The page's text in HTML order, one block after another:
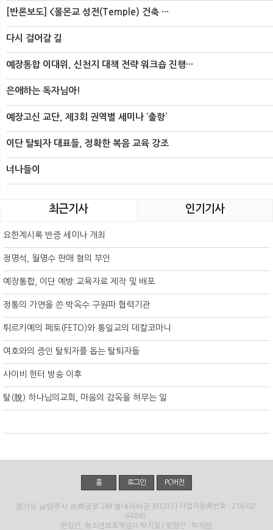
[반론보도] <몰몬교 성전(Temple) 건축 ···
다시 걸어갈 길
예장통합 이대위, 신천지 대책 전략 워크숍 진행···
은애하는 독자님아!
예장고신 교단, 제3회 권역별 세미나 ‘출항’
이단 탈퇴자 대표들, 정확한 복음 교육 강조
너나들이
최근기사 인기기사
요한계시록 반증 세미나 개최
정명석, 월명수 판매 혐의 부인
예장통합, 이단 예방 교육자료 제작 및 배포
정통의 가면을 쓴 박옥수 구원파 협력기관
튀르키예의 페토(FETO)와 통일교의 데칼코마니
여호와의 증인 탈퇴자를 돕는 탈퇴자들
사이비 헌터 방송 이후
탈(脫) 하나님의교회, 마음의 감옥을 허무는 일
홈 로그인 PC버전
경기도 남양주시 순화궁로 249 별내파라곤 M1215 | 사업자등록번호 : 216-02-
64845
편집인, 청소년보호책임자:탁지일 | 발행인 : 탁지원